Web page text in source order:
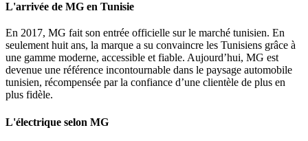
L'arrivée de MG en Tunisie
En 2017, MG fait son entrée officielle sur le marché tunisien. En
seulement huit ans, la marque a su convaincre les Tunisiens grâce à
une gamme moderne, accessible et fiable. Aujourd’hui, MG est
devenue une référence incontournable dans le paysage automobile
tunisien, récompensée par la confiance d’une clientèle de plus en
plus fidèle.
L'électrique selon MG